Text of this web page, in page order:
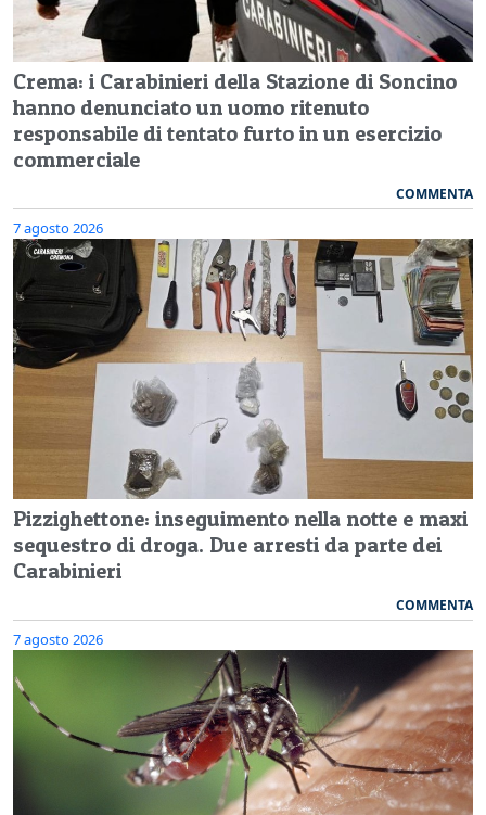
Crema: i Carabinieri della Stazione di Soncino
hanno denunciato un uomo ritenuto
responsabile di tentato furto in un esercizio
commerciale
COMMENTA
7 agosto 2026
Pizzighettone: inseguimento nella notte e maxi
sequestro di droga. Due arresti da parte dei
Carabinieri
COMMENTA
7 agosto 2026